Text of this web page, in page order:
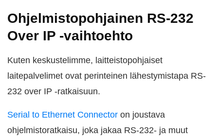
Ohjelmistopohjainen RS-232
Over IP -vaihtoehto
Kuten keskustelimme, laitteistopohjaiset
laitepalvelimet ovat perinteinen lähestymistapa RS-
232 over IP -ratkaisuun.
Serial to Ethernet Connector on joustava
ohjelmistoratkaisu, joka jakaa RS-232- ja muut